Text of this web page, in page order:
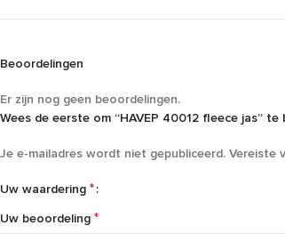
Beoordelingen
Er zijn nog geen beoordelingen.
Wees de eerste om “HAVEP 40012 fleece jas” te
Je e-mailadres wordt niet gepubliceerd. Vereiste
Uw waardering *
Uw beoordeling *